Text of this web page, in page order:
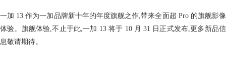
一加 13 作为一加品牌新十年的年度旗舰之作,带来全面超 Pro 的旗舰影像
体验。旗舰体验,不止于此,一加 13 将于 10 月 31 日正式发布,更多新品信
息敬请期待。